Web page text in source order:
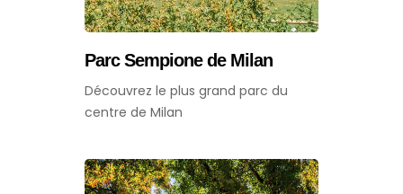
Parc Sempione de Milan
Découvrez le plus grand parc du
centre de Milan